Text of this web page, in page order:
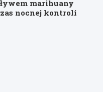
marihuany
nocnej kontroli